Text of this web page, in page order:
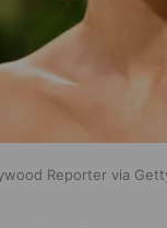
Reporter via